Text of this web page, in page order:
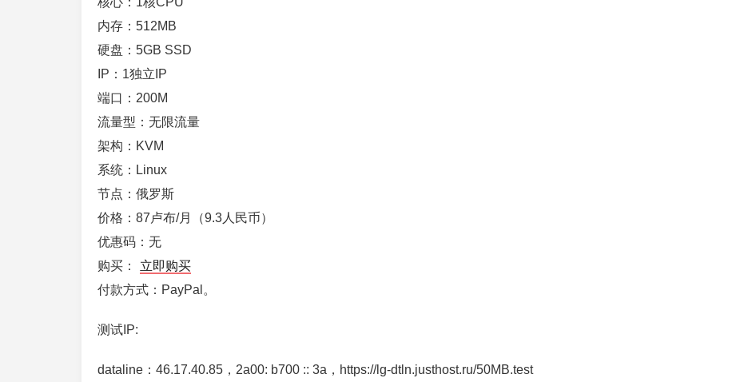
内存：512MB
硬盘：5GB SSD
IP：1独立IP
端口：200M
流量型：无限流量
架构：KVM
系统：Linux
节点：俄罗斯
价格：87卢布/月（9.3人民币）
优惠码：无
购买：
立即购买
付款方式：PayPal。
测试IP:
dataline：46.17.40.85，2a00: b700 :: 3a，https://lg-dtln.justhost.ru/50MB.test